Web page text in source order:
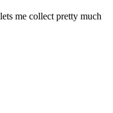
me collect pretty much